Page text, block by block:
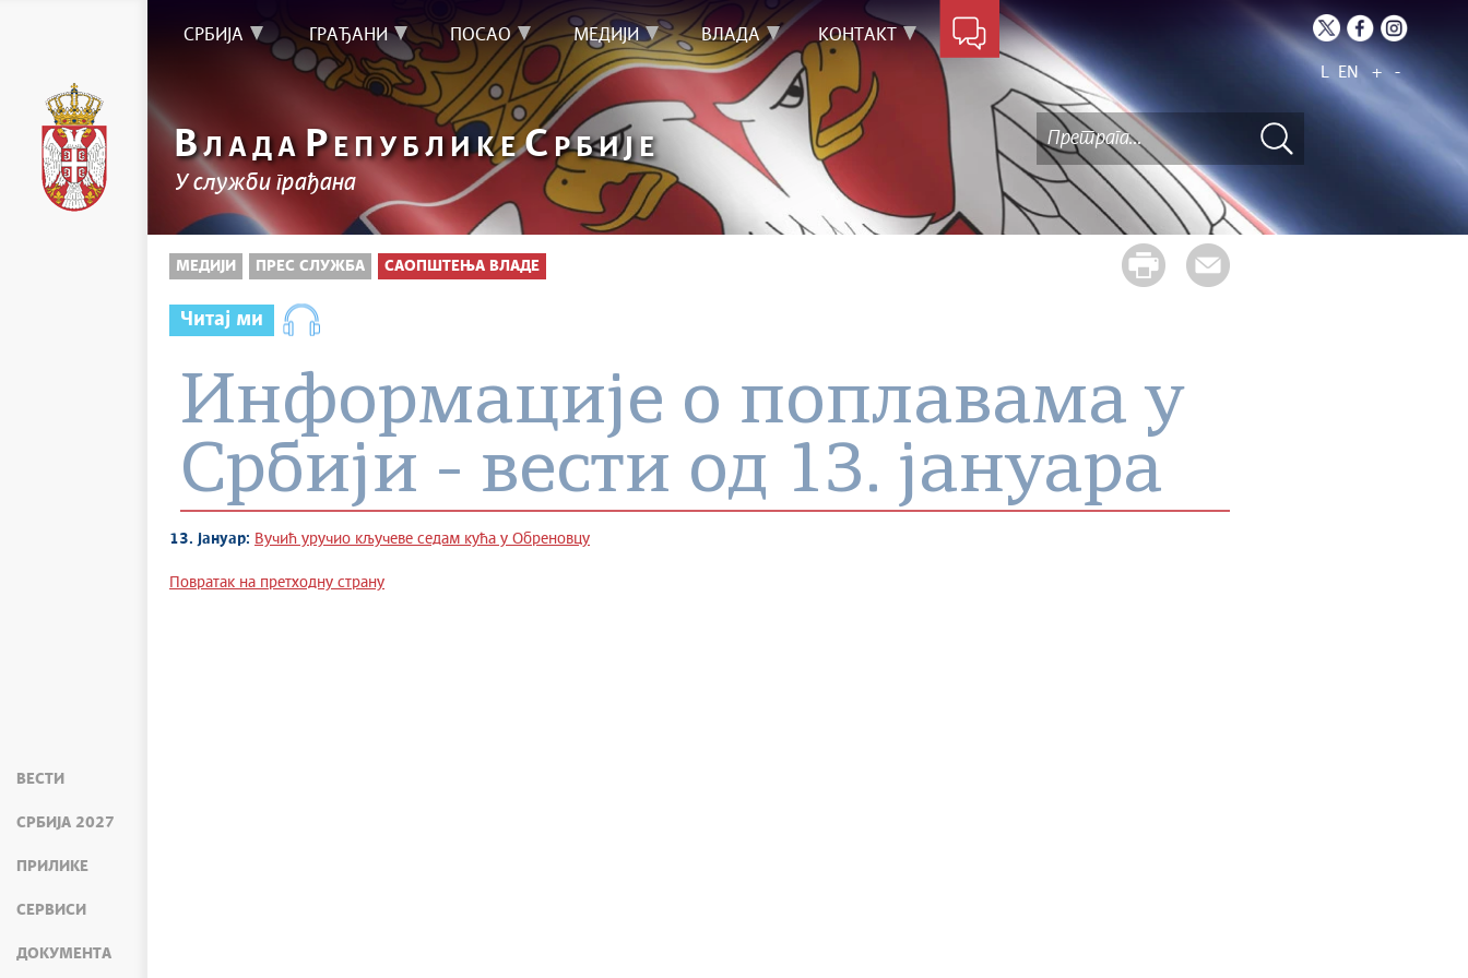
ВЕСТИ
СРБИЈА 2027
ПРИЛИКЕ
СЕРВИСИ
ДОКУМЕНТА
СРБИЈА ГРАЂАНИ ПОСАО МЕДИЈИ ВЛАДА КОНТАКТ
L EN + -
ВЛАДА Р ЕПУБЛИКЕС РБИЈЕ
У служби грађана
МЕДИЈИ ПРЕС СЛУЖБА САОПШТЕЊА ВЛАДЕ
Читај ми
Информације о поплавама у
Србији - вести од 13. јануара
13. јануар: Вучић уручио кључеве седам кућа у Обреновцу
Повратак на претходну страну